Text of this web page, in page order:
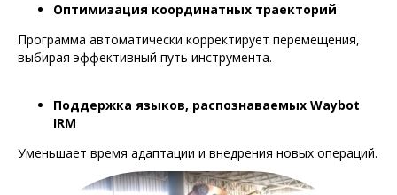
Оптимизация координатных траекторий
Программа автоматически корректирует перемещения,
выбирая эффективный путь инструмента.
Поддержка языков, распознаваемых Waybot
IRM
Уменьшает время адаптации и внедрения новых операций.